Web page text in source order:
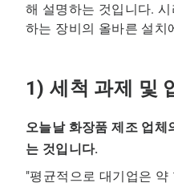
해 설명하는 것입니다.
하는 장비의 올바른 설치
1) 세척 과제 및
오늘날 화장품 제조 업
는 것입니다.
"평균적으로 대기업은